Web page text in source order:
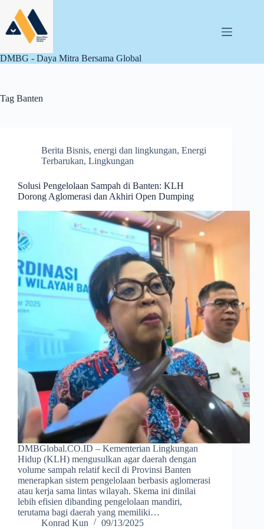
content
DMBG - Daya Mitra Bersama Global
Tag Banten
Berita Bisnis, energi dan lingkungan, Energi
Terbarukan, Lingkungan
Solusi Pengelolaan Sampah di Banten: KLH
Dorong Aglomerasi dan Akhiri Open Dumping
DMBGlobal.CO.ID – Kementerian Lingkungan
Hidup (KLH) mengusulkan agar daerah dengan
volume sampah relatif kecil di Provinsi Banten
menerapkan sistem pengelolaan berbasis aglomerasi
atau kerja sama lintas wilayah. Skema ini dinilai
lebih efisien dibanding pengelolaan mandiri,
terutama bagi daerah yang memiliki…
Konrad Kun
09/13/2025